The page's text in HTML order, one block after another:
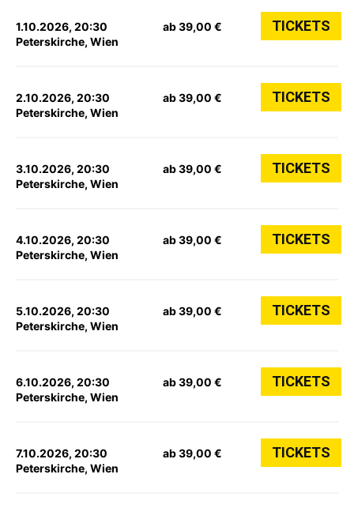
1.10.2026, 20:30
Peterskirche, Wien
ab 39,00 € TICKETS
2.10.2026, 20:30
Peterskirche, Wien
ab 39,00 € TICKETS
3.10.2026, 20:30
Peterskirche, Wien
ab 39,00 € TICKETS
4.10.2026, 20:30
Peterskirche, Wien
ab 39,00 € TICKETS
5.10.2026, 20:30
Peterskirche, Wien
ab 39,00 € TICKETS
6.10.2026, 20:30
Peterskirche, Wien
ab 39,00 € TICKETS
7.10.2026, 20:30
Peterskirche, Wien
ab 39,00 € TICKETS